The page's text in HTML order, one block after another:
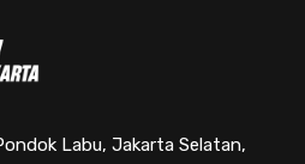
Labu, Jakarta Selatan,